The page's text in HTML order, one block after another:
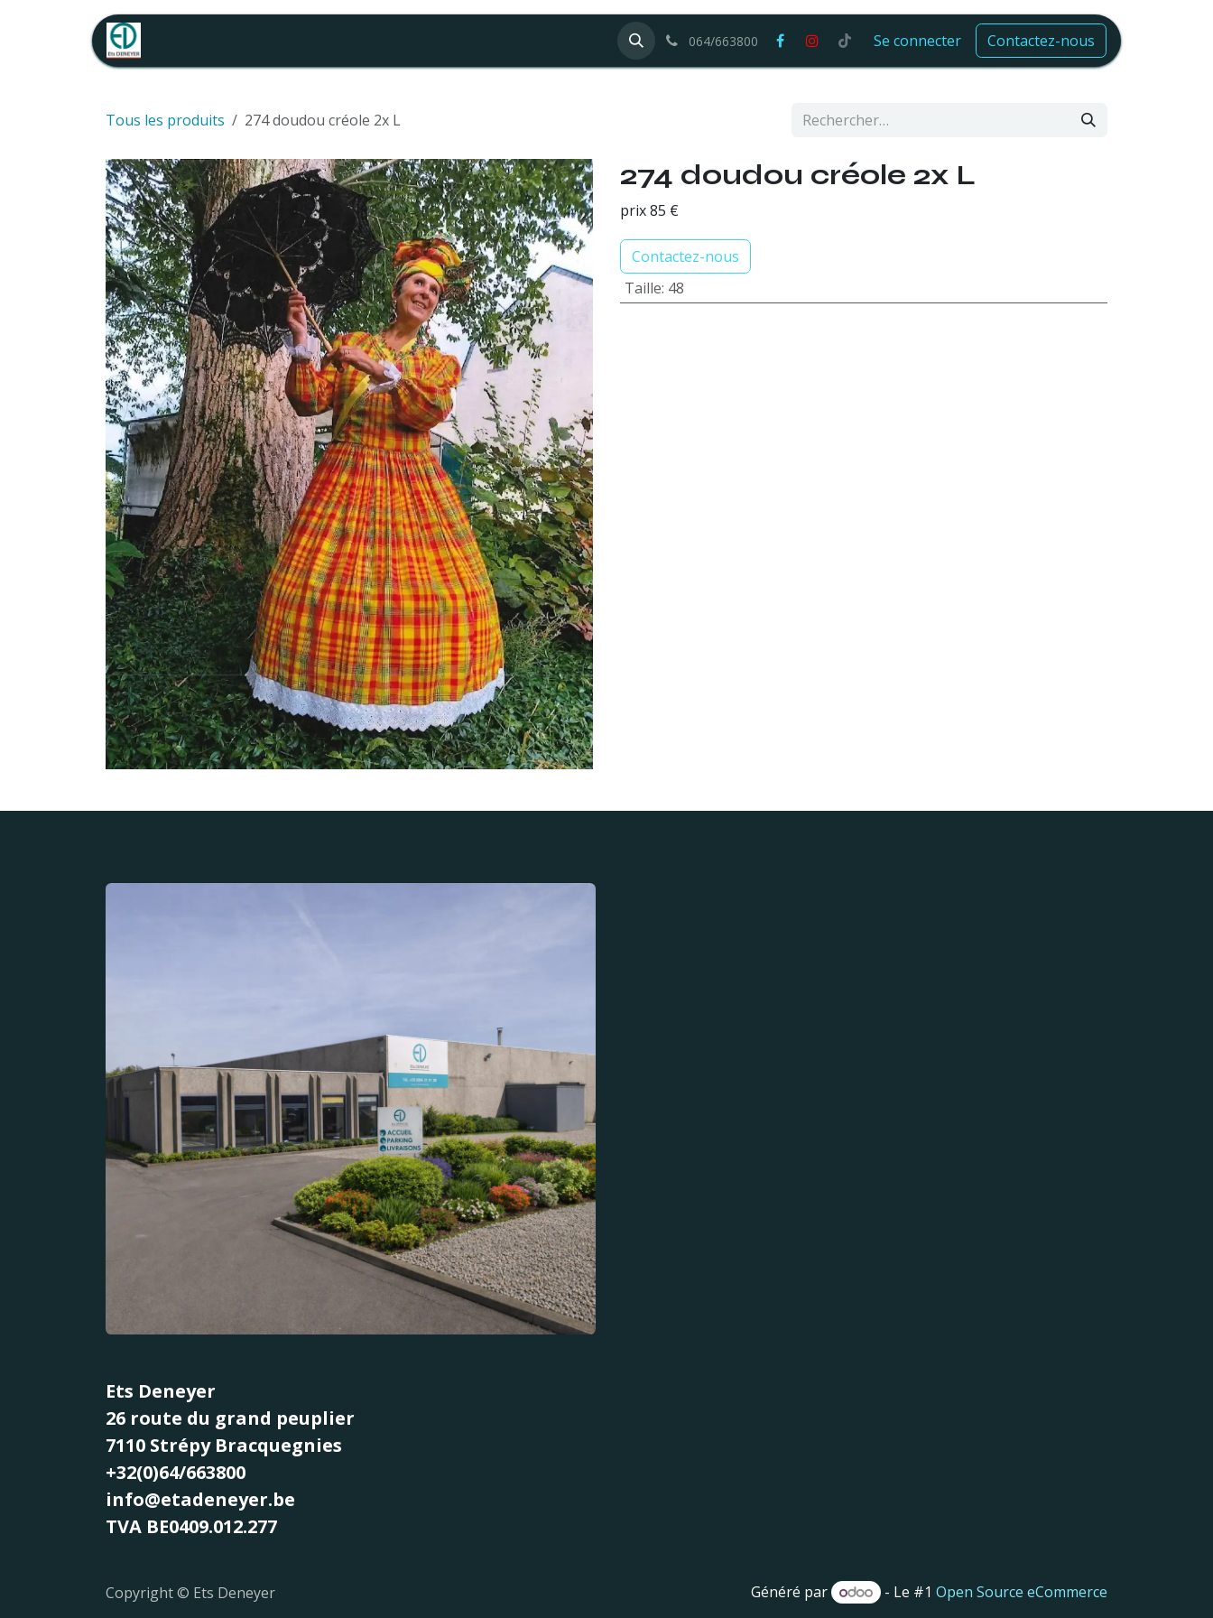
Se rendre au contenu
Offres d'emploi 064/663800 Se connecter Contactez-nous
Tous les produits 274 doudou créole 2x L
274 doudou créole 2x L
prix 85 €
Contactez-nous
Taille: 48
Ets Deneyer
26 route du grand peuplier
7110 Strépy Bracquegnies
+32(0)64/663800
info@etadeneyer.be
TVA BE0409.012.277
Copyright © Ets Deneyer Généré par - Le #1 Open Source eCommerce